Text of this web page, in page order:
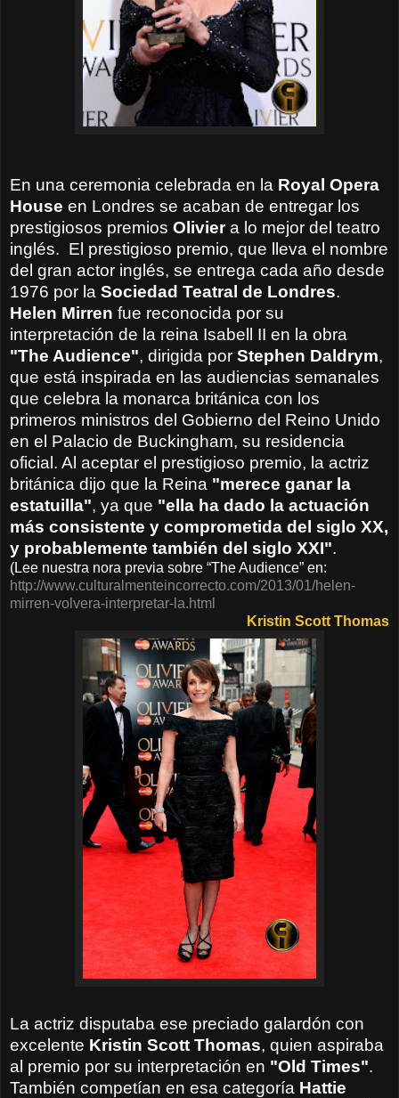
En una ceremonia celebrada en la Royal Opera
House en Londres se acaban de entregar los
prestigiosos premios Oliviera lo mejor del teatro
inglés. El prestigioso premio, que lleva el nombre
del gran actor inglés, se entrega cada año desde
1976 por la Sociedad Teatral de Londres.
Helen Mirren fue reconocida por su
interpretación de la reina Isabell II en la obra
"The Audience", dirigida por Stephen Daldrym,
que está inspirada en las audiencias semanales
que celebra la monarca británica con los
primeros ministros del Gobierno del Reino Unido
en el Palacio de Buckingham, su residencia
oficial. Al aceptar el prestigioso premio, la actriz
británica dijo que la Reina "merece ganar la
estatuilla", ya que "ella ha dado la actuación
más consistente y comprometida del siglo XX,
y probablemente también del siglo XXI".
(Lee nuestra nora previa sobre “The Audience” en:
http://www.culturalmenteincorrecto.com/2013/01/helen-
mirren-volvera-interpretar-la.html
Kristin Scott Thomas
La actriz disputaba ese preciado galardón con
excelente Kristin Scott Thomas, quien aspiraba
al premio por su interpretación en "Old Times".
También competían en esa categoría Hattie